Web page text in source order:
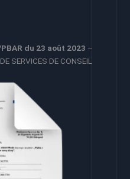
PBAR du 23 août 2023 –
SERVICES DE CONSEIL